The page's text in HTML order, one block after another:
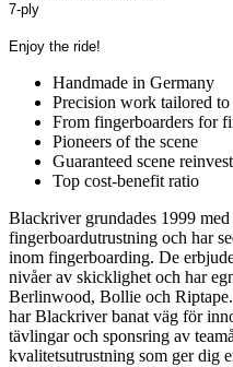
7-ply
Enjoy the ride!
Handmade in Germany
Precision work tailored
From fingerboarders for
Pioneers of the scene
Guaranteed scene
Top cost-benefit ratio
Blackriver grundades 1999
fingerboardutrustning och har
inom fingerboarding. De
nivåer av skicklighet och har
Berlinwood, Bollie och
har Blackriver banat väg för
tävlingar och sponsring av
kvalitetsutrustning som ger dig